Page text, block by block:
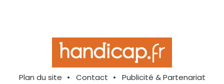
Plan du site Contact
Publicité & Partenariat